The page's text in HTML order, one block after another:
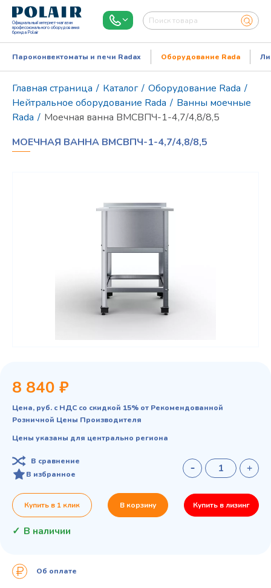
Официальный интернет-магазин
профессионального оборудования
бренда Polair
Режим работы:Пн..Пт: 9.00-18.00
Пароконвектоматы и печи Radax Оборудование Rada
Главная страница / Каталог / Оборудование Rada /
Нейтральное оборудование Rada / Ванны моечные
Rada / Моечная ванна ВМСВПЧ-1-4,7/4,8/8,5
МОЕЧНАЯ ВАННА ВМСВПЧ-1-4,7/4,8/8,5
8 840 ₽
Цена, руб. с НДС со скидкой 15% от Рекомендованной
Розничной Цены Производителя
Цены указаны для центрально региона
В сравнение
В избранное
Купить в 1 клик В корзину Купить в лизинг
В наличии
Об оплате